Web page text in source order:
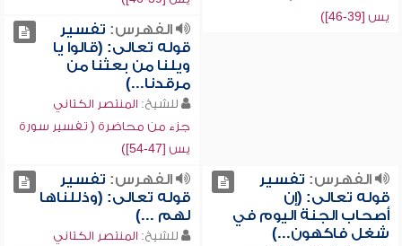
يس [39-46])
الفهرس: تفسير
قوله تعالى: (قالوا يا
ويلنا من بعثنا من
مرقدنا...)
للشيخ: المنتصر الكتاني
جزء من محاضرة ( تفسير سورة
يس [47-54])
الفهرس: تفسير
قوله تعالى: (إن
أصحاب الجنة اليوم في
شغل فاكهون...)
الفهرس: تفسير
قوله تعالى: (وذللناها
لهم ...)
للشيخ: المنتصر الكتاني